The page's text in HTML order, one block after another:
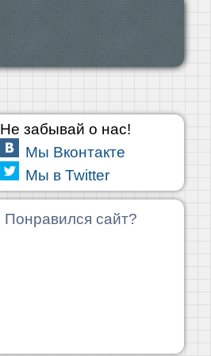
Не забывай о нас!
Мы Вконтакте
Мы в Twitter
Понравился сайт?